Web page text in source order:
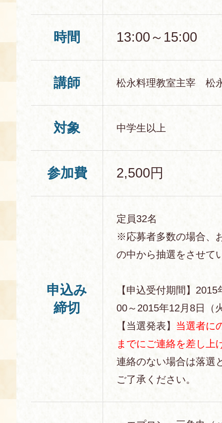
時間 13:00～15:00
講師 松永料理教室主宰 松
対象 中学生以上
参加費 2,500円
申込み
締切
定員32名
※応募者多数の場合、
の中から抽選をさせて
【申込受付期間】
00～2015年12月8日（
【当選発表】 当選者に
までにご連絡を差し上
連絡のない場合は落選
ご了承ください。